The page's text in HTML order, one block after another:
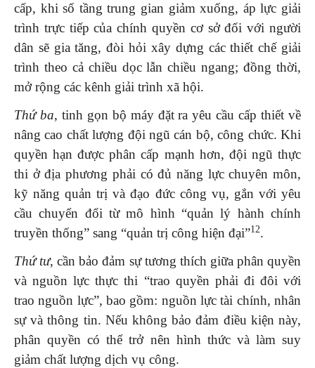
cấp, khi số tầng trung gian giảm xuống, áp lực giải
trình trực tiếp của chính quyền cơ sở đối với người
dân sẽ gia tăng, đòi hỏi xây dựng các thiết chế giải
trình theo cả chiều dọc lẫn chiều ngang; đồng thời,
mở rộng các kênh giải trình xã hội.
Thứ ba, tinh gọn bộ máy đặt ra yêu cầu cấp thiết về
nâng cao chất lượng đội ngũ cán bộ, công chức. Khi
quyền hạn được phân cấp mạnh hơn, đội ngũ thực
thi ở địa phương phải có đủ năng lực chuyên môn,
kỹ năng quản trị và đạo đức công vụ, gắn với yêu
cầu chuyển đổi từ mô hình “quản lý hành chính
truyền thống” sang “quản trị công hiện đại”12.
Thứ tư, cần bảo đảm sự tương thích giữa phân quyền
và nguồn lực thực thi “trao quyền phải đi đôi với
trao nguồn lực”, bao gồm: nguồn lực tài chính, nhân
sự và thông tin. Nếu không bảo đảm điều kiện này,
phân quyền có thể trở nên hình thức và làm suy
giảm chất lượng dịch vụ công.